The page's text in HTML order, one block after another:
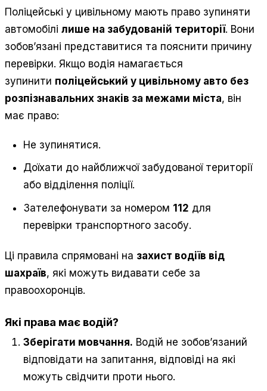
Поліцейські у цивільному мають право зупиняти
автомобілі лише на забудованій території. Вони
зобов’язані представитися та пояснити причину
перевірки. Якщо водія намагається
зупинити поліцейський у цивільному авто без
розпізнавальних знаків за межами міста, він
має право:
Не зупинятися.
Доїхати до найближчої забудованої території
або відділення поліції.
Зателефонувати за номером 112 для
перевірки транспортного засобу.
Ці правила спрямовані на захист водіїв від
шахраїв, які можуть видавати себе за
правоохоронців.
Які права має водій?
Зберігати мовчання. Водій не зобов’язаний
відповідати на запитання, відповіді на які
можуть свідчити проти нього.